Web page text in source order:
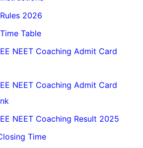
2026
Table
NEET Coaching Admit Card
NEET Coaching Admit Card
NEET Coaching Result 2025
Time